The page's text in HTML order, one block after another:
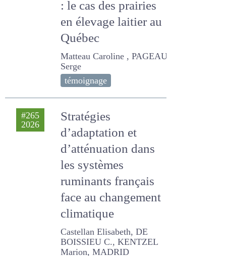
agroenvironnemental
: le cas des prairies en
élevage laitier au
Québec
Matteau Caroline , PAGEAU
Serge
témoignage
#265
Stratégies
d’adaptation et
d’atténuation dans
les systèmes
ruminants
français face au
changement
climatique